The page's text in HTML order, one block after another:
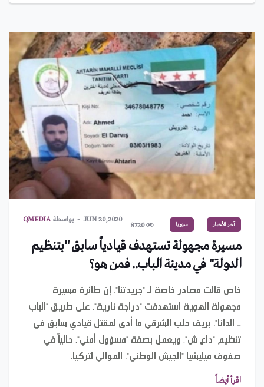
آخر الأخبار سوريا 8720
JUN 20,2020 بواسطةQMEDIA
مسيرة مجهولة تستهدف قيادياً سابق "بتنظيم
الدولة" في مدينة الباب.. فمن هو؟
خاص قالت مصادر خاصة لـ "جريدتنا"، إن طائرة مسيرة
مجهولة الهوية استهدفت "دراجة نارية"، على طريق "الباب
- الدانا"، بريف حلب الشرقي ما أدى لمقتل قيادي سابق في
تنظيم "داع ش"، ويعمل بصفة "مسؤول أمني"، حالياً في
صفوف ميليشيا "الجيش الوطني"، الموالي لتركيا.
اقرأ أيضاً